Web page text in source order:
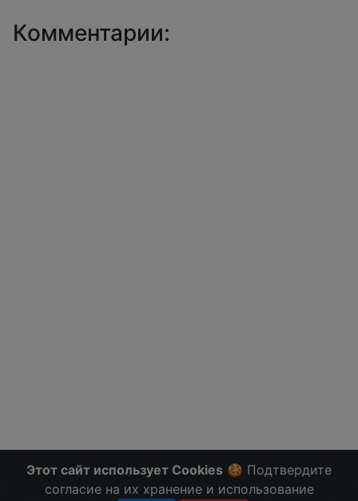
Комментарии:
Этот сайт использует Cookies 🍪 Подтвердите
согласие на их хранение и использование